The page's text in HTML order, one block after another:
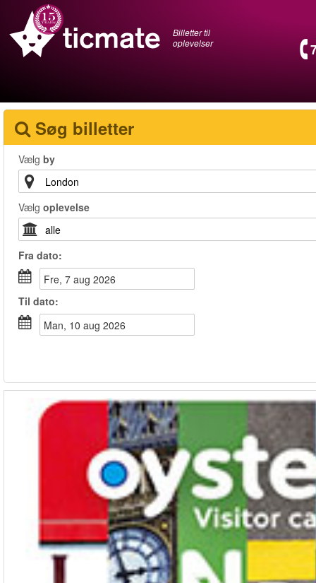
Billetter til
oplevelser
Søg billetter
Vælg by
Vælg oplevelse
Fra dato:
fre, 7 aug 2026
Til dato:
man, 10 aug 2026